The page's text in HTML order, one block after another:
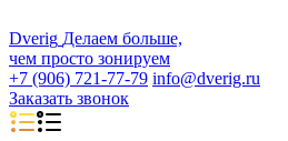
Dverig Делаем больше,
чем просто зонируем
+7 (906) 721-77-79 info@dverig.ru
Заказать звонок